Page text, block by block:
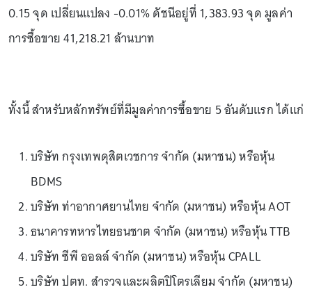
0.15 จุด เปลี่ยนแปลง -0.01% ดัชนีอยู่ที่ 1,383.93 จุด มูลค่า
การซื้อขาย 41,218.21 ล้านบาท
ทั้งนี้ สำหรับหลักทรัพย์ที่มีมูลค่าการซื้อขาย 5 อันดับแรก ได้แก่
บริษัท กรุงเทพดุสิตเวชการ จำกัด (มหาชน) หรือหุ้น
BDMS
บริษัท ท่าอากาศยานไทย จำกัด (มหาชน) หรือหุ้น AOT
ธนาคารทหารไทยธนชาต จำกัด (มหาชน) หรือหุ้น TTB
บริษัท ซีพี ออลล์ จำกัด (มหาชน) หรือหุ้น CPALL
บริษัท ปตท. สำรวจและผลิตปิโตรเลียม จำกัด (มหาชน)